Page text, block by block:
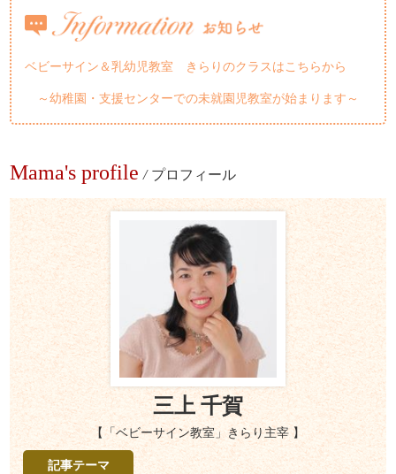
ベビーサイン＆乳幼児教室 きらりのクラスはこちらから
～幼稚園・支援センターでの未就園児教室が始まります～
Mama's profile / プロフィール
三上 千賀
【「ベビーサイン教室」きらり主宰 】
記事テーマ